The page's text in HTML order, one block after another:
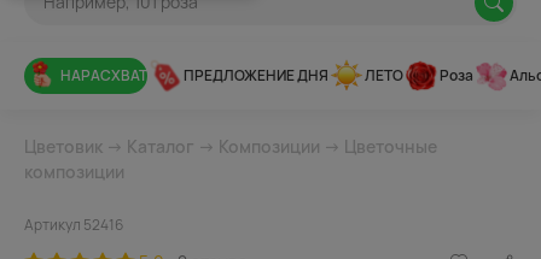
НАРАСХВАТ ПРЕДЛОЖЕНИЕ ДНЯ ЛЕТО Роза
Цветовик → Каталог → Композиции → Цветочные
композиции
Артикул 52416